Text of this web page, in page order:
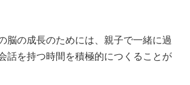
脳の成長のためには、親子で一緒に過
話を持つ時間を積極的につくることが